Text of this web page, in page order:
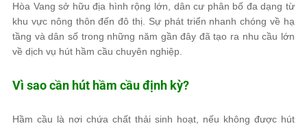
Hòa Vang sở hữu địa hình rộng lớn, dân cư phân bố đa dạng từ
khu vực nông thôn đến đô thị. Sự phát triển nhanh chóng về hạ
tầng và dân số trong những năm gần đây đã tạo ra nhu cầu lớn
về dịch vụ hút hầm cầu chuyên nghiệp.
Vì sao cần hút hầm cầu định kỳ?
Hầm cầu là nơi chứa chất thải sinh hoạt, nếu không được hút